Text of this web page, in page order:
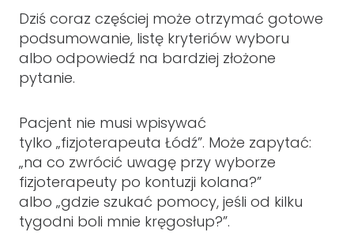
Dziś coraz częściej może otrzymać gotowe
podsumowanie, listę kryteriów wyboru
albo odpowiedź na bardziej złożone
pytanie.
Pacjent nie musi wpisywać
tylko „fizjoterapeuta Łódź”. Może zapytać:
„na co zwrócić uwagę przy wyborze
fizjoterapeuty po kontuzji kolana?”
albo „gdzie szukać pomocy, jeśli od kilku
tygodni boli mnie kręgosłup?”.